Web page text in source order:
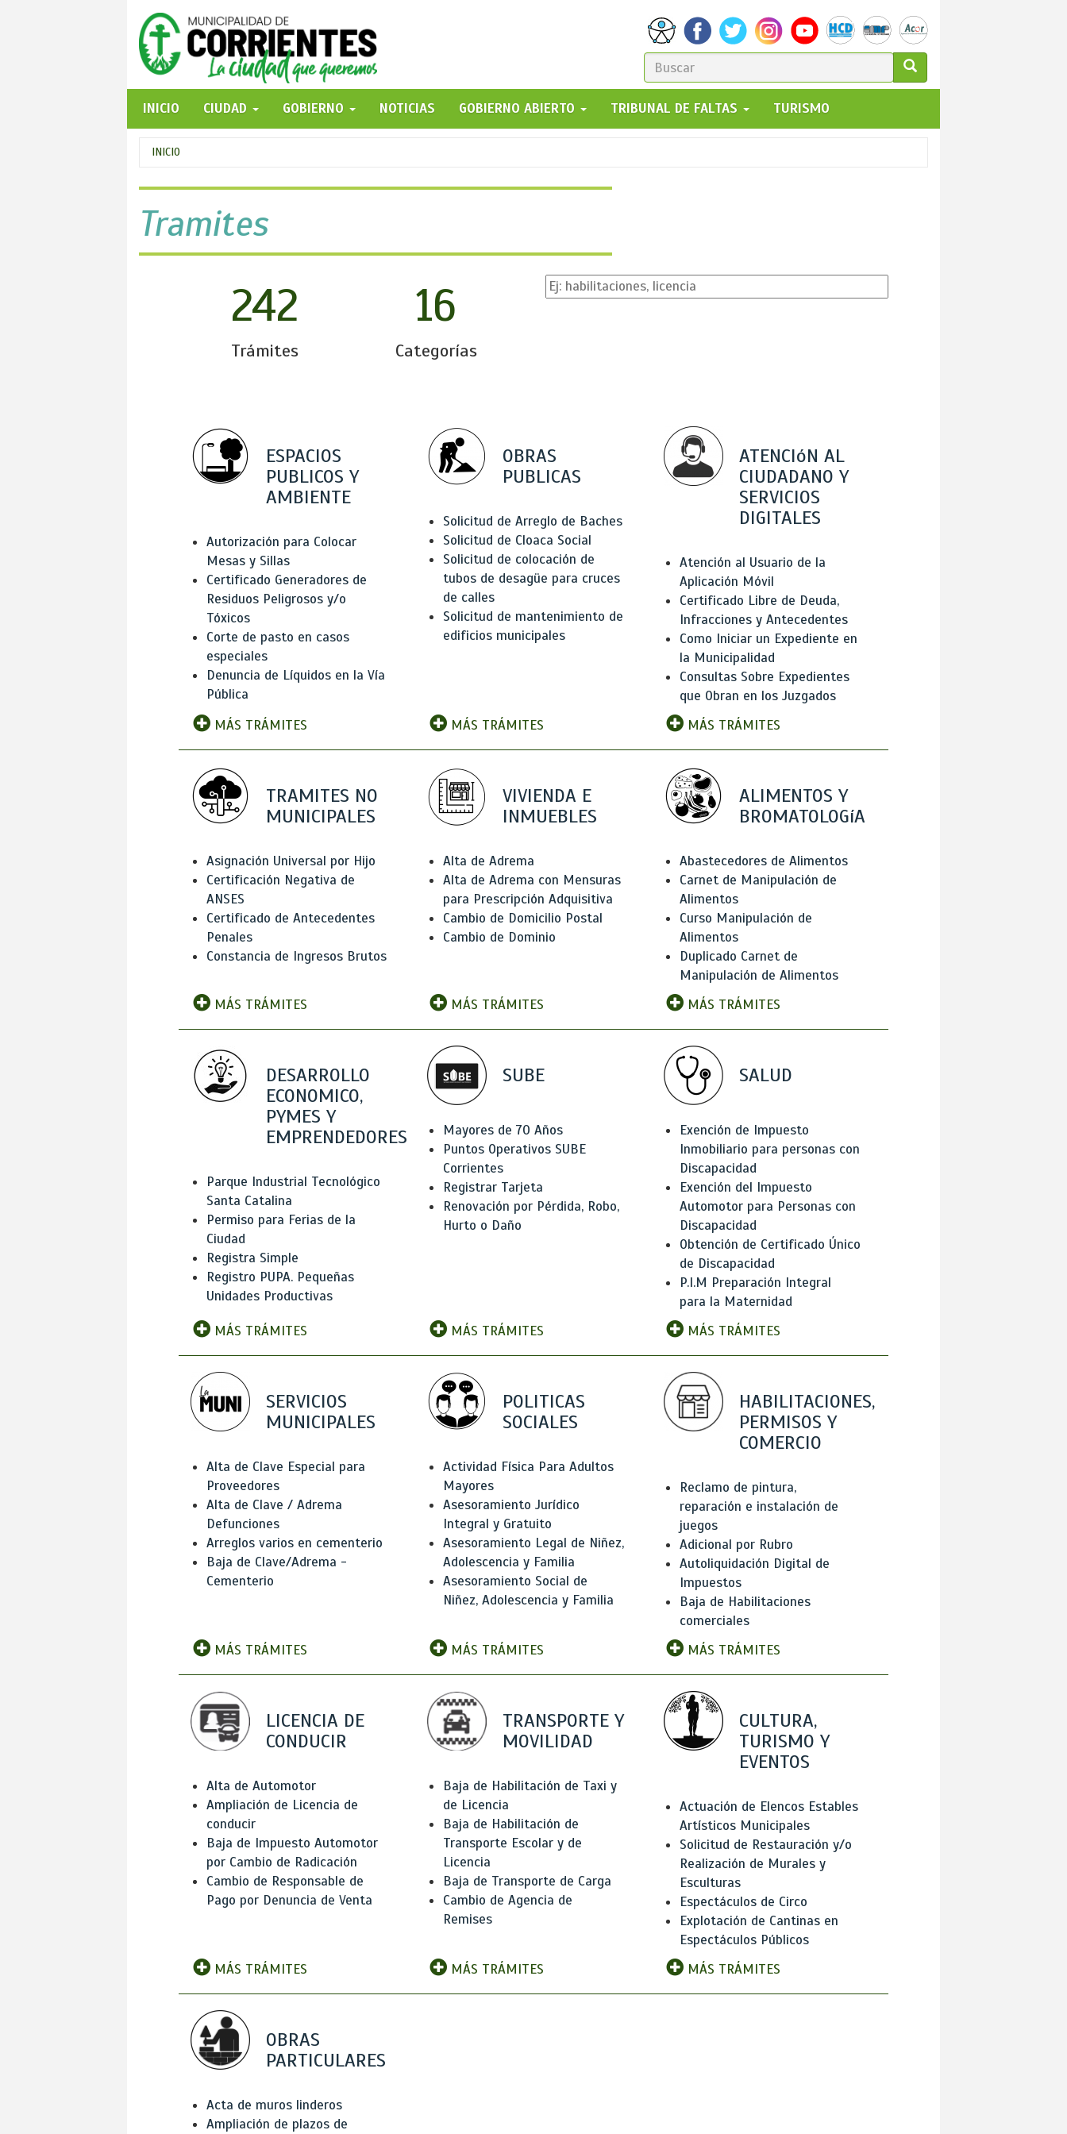
FORMULARIO
DE
BÚSQUEDA
GO!
INICIO
CIUDAD GOBIERNO NOTICIAS GOBIERNO ABIERTO TRIBUNAL DE FALTAS TURISMO
Se
encuentra
usted
aquí
INICIO
Tramites
242
Trámites
16
Categorías
ESPACIOS
PUBLICOS Y
AMBIENTE
Autorización para Colocar
Mesas y Sillas
Certificado Generadores de
Residuos Peligrosos y/o
Tóxicos
Corte de pasto en casos
especiales
Denuncia de Líquidos en la Vía
Pública
MÁS TRÁMITES
OBRAS
PUBLICAS
Solicitud de Arreglo de Baches
Solicitud de Cloaca Social
Solicitud de colocación de
tubos de desagüe para cruces
de calles
Solicitud de mantenimiento de
edificios municipales
MÁS TRÁMITES
ATENCIóN AL
CIUDADANO Y
SERVICIOS
DIGITALES
Atención al Usuario de la
Aplicación Móvil
Certificado Libre de Deuda,
Infracciones y Antecedentes
Como Iniciar un Expediente en
la Municipalidad
Consultas Sobre Expedientes
que Obran en los Juzgados
MÁS TRÁMITES
TRAMITES NO
MUNICIPALES
Asignación Universal por Hijo
Certificación Negativa de
ANSES
Certificado de Antecedentes
Penales
Constancia de Ingresos Brutos
MÁS TRÁMITES
VIVIENDA E
INMUEBLES
Alta de Adrema
Alta de Adrema con Mensuras
para Prescripción Adquisitiva
Cambio de Domicilio Postal
Cambio de Dominio
MÁS TRÁMITES
ALIMENTOS Y
BROMATOLOGíA
Abastecedores de Alimentos
Carnet de Manipulación de
Alimentos
Curso Manipulación de
Alimentos
Duplicado Carnet de
Manipulación de Alimentos
MÁS TRÁMITES
DESARROLLO
ECONOMICO,
PYMES Y
EMPRENDEDORES
Parque Industrial Tecnológico
Santa Catalina
Permiso para Ferias de la
Ciudad
Registra Simple
Registro PUPA. Pequeñas
Unidades Productivas
MÁS TRÁMITES
SUBE
Mayores de 70 Años
Puntos Operativos SUBE
Corrientes
Registrar Tarjeta
Renovación por Pérdida, Robo,
Hurto o Daño
MÁS TRÁMITES
SALUD
Exención de Impuesto
Inmobiliario para personas con
Discapacidad
Exención del Impuesto
Automotor para Personas con
Discapacidad
Obtención de Certificado Único
de Discapacidad
P.I.M Preparación Integral
para la Maternidad
MÁS TRÁMITES
SERVICIOS
MUNICIPALES
Alta de Clave Especial para
Proveedores
Alta de Clave / Adrema
Defunciones
Arreglos varios en cementerio
Baja de Clave/Adrema -
Cementerio
MÁS TRÁMITES
POLITICAS
SOCIALES
Actividad Física Para Adultos
Mayores
Asesoramiento Jurídico
Integral y Gratuito
Asesoramiento Legal de Niñez,
Adolescencia y Familia
Asesoramiento Social de
Niñez, Adolescencia y Familia
MÁS TRÁMITES
HABILITACIONES,
PERMISOS Y
COMERCIO
Reclamo de pintura,
reparación e instalación de
juegos
Adicional por Rubro
Autoliquidación Digital de
Impuestos
Baja de Habilitaciones
comerciales
MÁS TRÁMITES
LICENCIA DE
CONDUCIR
Alta de Automotor
Ampliación de Licencia de
conducir
Baja de Impuesto Automotor
por Cambio de Radicación
Cambio de Responsable de
Pago por Denuncia de Venta
MÁS TRÁMITES
TRANSPORTE Y
MOVILIDAD
Baja de Habilitación de Taxi y
de Licencia
Baja de Habilitación de
Transporte Escolar y de
Licencia
Baja de Transporte de Carga
Cambio de Agencia de
Remises
MÁS TRÁMITES
CULTURA,
TURISMO Y
EVENTOS
Actuación de Elencos Estables
Artísticos Municipales
Solicitud de Restauración y/o
Realización de Murales y
Esculturas
Espectáculos de Circo
Explotación de Cantinas en
Espectáculos Públicos
MÁS TRÁMITES
OBRAS
PARTICULARES
Acta de muros linderos
Ampliación de plazos de